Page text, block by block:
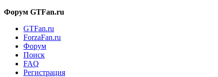
Форум GTFan.ru
GTFan.ru
ForzaFan.ru
Форум
Поиск
FAQ
Регистрация